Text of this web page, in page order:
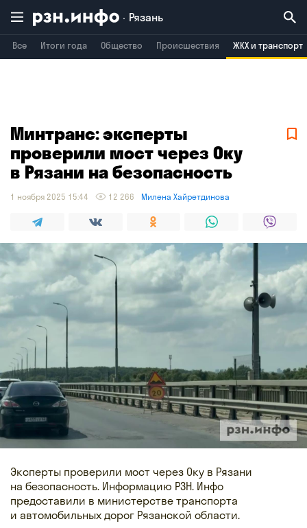
Рязань
Все Итоги года Общество Происшествия ЖКХ и транспорт
Воронеж Брянск
Минтранс: эксперты
проверили мост через Оку
в Рязани на безопасность
1 ноября 2025 15:44 12 266 Милена Хайретдинова
Эксперты проверили мост через Оку в Рязани
на безопасность. Информацию РЗН. Инфо
предоставили в министерстве транспорта
и автомобильных дорог Рязанской области.